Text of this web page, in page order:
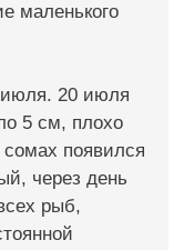
маленького
июля. 20 июля
5 см, плохо
появился
через день
рыб,